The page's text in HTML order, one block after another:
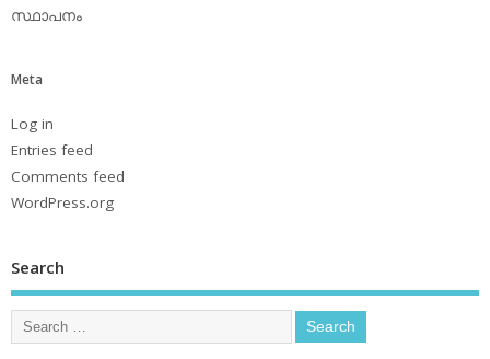
സ്ഥാപനം
Meta
Log in
Entries feed
Comments feed
WordPress.org
Search